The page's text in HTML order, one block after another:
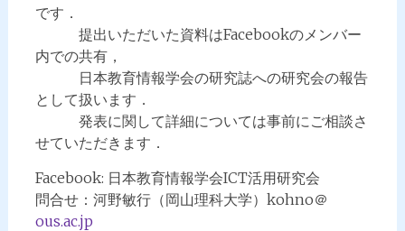
です．
提出いただいた資料はFacebookのメンバー
内での共有，
日本教育情報学会の研究誌への研究会の報告
として扱います．
発表に関して詳細については事前にご相談さ
せていただきます．
Facebook: 日本教育情報学会ICT活用研究会
問合せ：河野敏行（岡山理科大学）kohno＠
ous.ac.jp